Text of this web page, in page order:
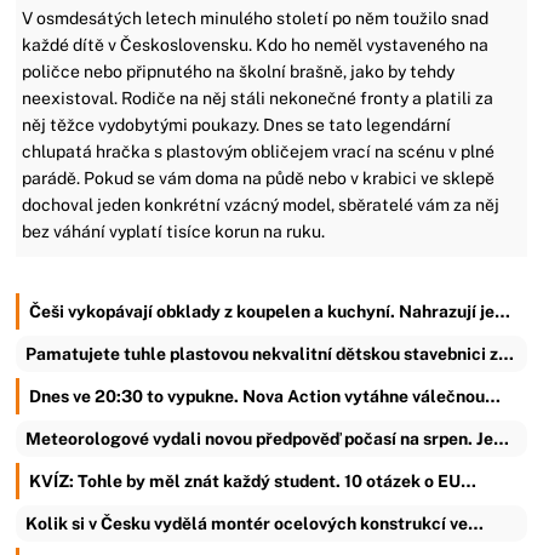
V osmdesátých letech minulého století po něm toužilo snad
každé dítě v Československu. Kdo ho neměl vystaveného na
poličce nebo připnutého na školní brašně, jako by tehdy
neexistoval. Rodiče na něj stáli nekonečné fronty a platili za
něj těžce vydobytými poukazy. Dnes se tato legendární
chlupatá hračka s plastovým obličejem vrací na scénu v plné
parádě. Pokud se vám doma na půdě nebo v krabici ve sklepě
dochoval jeden konkrétní vzácný model, sběratelé vám za něj
bez váhání vyplatí tisíce korun na ruku.
Češi vykopávají obklady z koupelen a kuchyní. Nahrazují je…
Pamatujete tuhle plastovou nekvalitní dětskou stavebnici z…
Dnes ve 20:30 to vypukne. Nova Action vytáhne válečnou…
Meteorologové vydali novou předpověď počasí na srpen. Je…
KVÍZ: Tohle by měl znát každý student. 10 otázek o EU…
Kolik si v Česku vydělá montér ocelových konstrukcí ve…